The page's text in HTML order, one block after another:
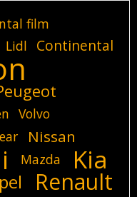
film
Lidl
Continental
Volvo
Nissan
Mazda Kia
Renault